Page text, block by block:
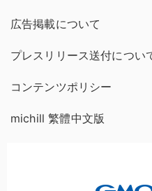
広告掲載について
プレスリリース送付につい
コンテンツポリシー
michill 繁體中文版